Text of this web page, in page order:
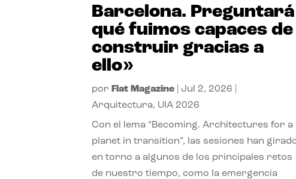
Barcelona. Preguntará
qué fuimos capaces de
construir gracias a
ello»
por Flat Magazine Jul 2, 2026
Arquitectura, UIA 2026
Con el lema “Becoming. Architectures for a
planet in transition”, las sesiones han
en torno a algunos de los principales retos
de nuestro tiempo, como la emergencia